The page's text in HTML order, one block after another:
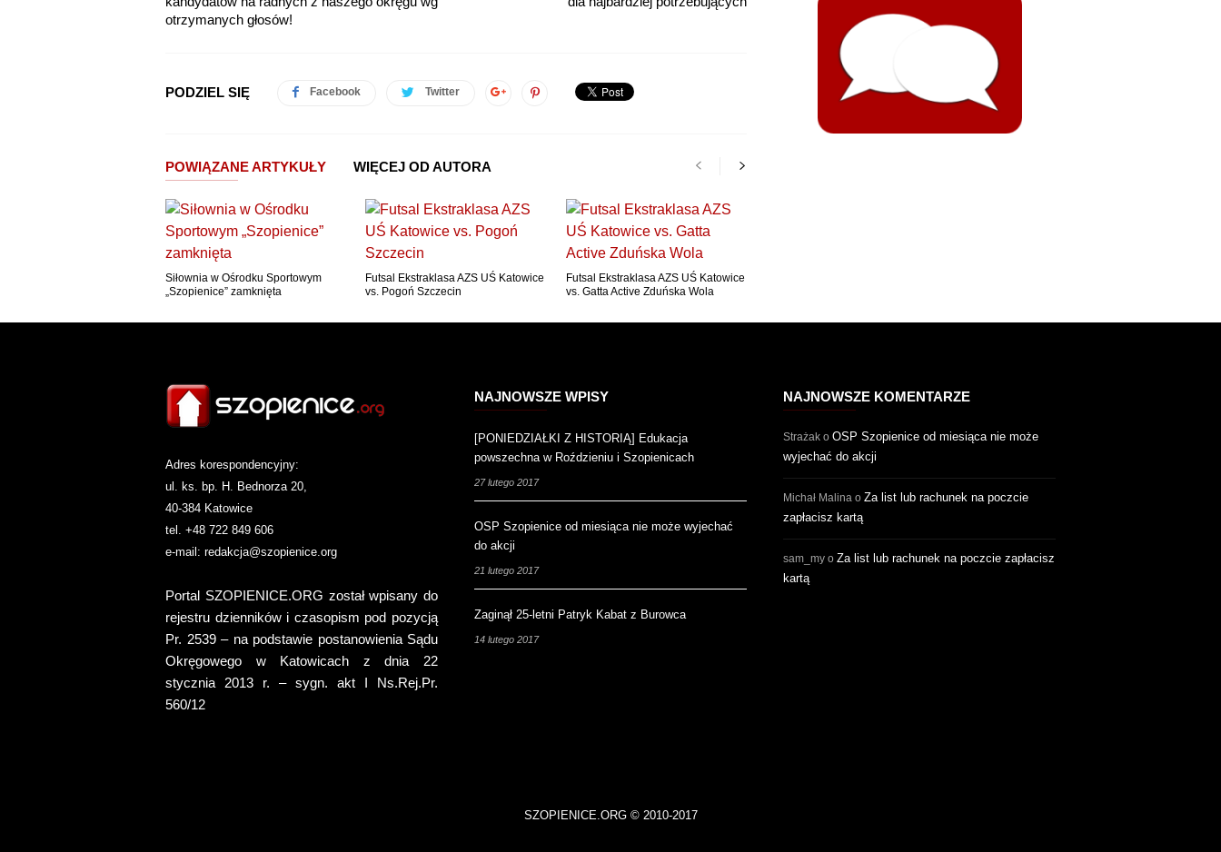
otrzymanych głosów!
PODZIEL SIĘ Facebook Twitter
POWIĄZANE ARTYKUŁY WIĘCEJ OD AUTORA
Siłownia w Ośrodku Sportowym
„Szopienice” zamknięta
Futsal Ekstraklasa AZS UŚ Katowice
vs. Pogoń Szczecin
Futsal Ekstraklasa AZS UŚ Katowice
vs. Gatta Active Zduńska Wola
Adres korespondencyjny:
ul. ks. bp. H. Bednorza 20,
40-384 Katowice
tel. +48 722 849 606
e-mail: redakcja@szopienice.org
Portal SZOPIENICE.ORG został wpisany do
rejestru dzienników i czasopism pod pozycją
Pr. 2539 – na podstawie postanowienia Sądu
Okręgowego w Katowicach z dnia 22
stycznia 2013 r. – sygn. akt I Ns.Rej.Pr.
560/12
NAJNOWSZE WPISY
[PONIEDZIAŁKI Z HISTORIĄ] Edukacja
powszechna w Roździeniu i Szopienicach
27 lutego 2017
OSP Szopienice od miesiąca nie może wyjechać
do akcji
21 lutego 2017
Zaginął 25-letni Patryk Kabat z Burowca
14 lutego 2017
NAJNOWSZE KOMENTARZE
Strażak o OSP Szopienice od miesiąca nie może
wyjechać do akcji
Michał Malina o Za list lub rachunek na poczcie
zapłacisz kartą
sam_my o Za list lub rachunek na poczcie zapłacisz
kartą
SZOPIENICE.ORG © 2010-2017